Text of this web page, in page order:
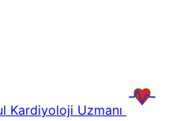
Kardiyoloji Uzmanı